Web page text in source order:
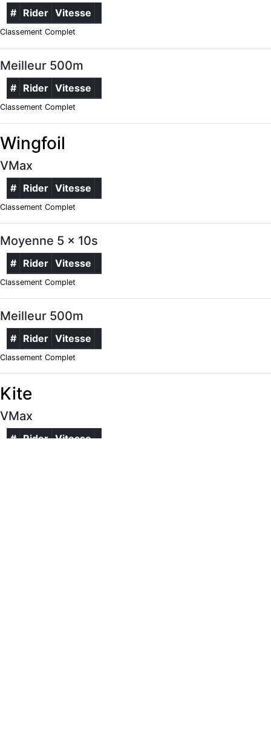
# Rider Vitesse
Classement Complet
Meilleur 500m
# Rider Vitesse
Classement Complet
Wingfoil
VMax
# Rider Vitesse
Classement Complet
Moyenne 5 x 10s
# Rider Vitesse
Classement Complet
Meilleur 500m
# Rider Vitesse
Classement Complet
Kite
VMax
# Rider Vitesse